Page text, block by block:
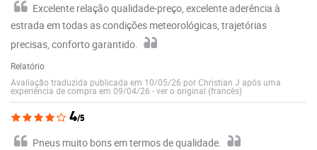
Excelente relação qualidade-preço, excelente aderência à
estrada em todas as condições meteorológicas, trajetórias
precisas, conforto garantido.
Relatório
Avaliação traduzida publicada em 10/05/26 por Christian J após uma
experiência de compra em 09/04/26 -ver o original (francês)
4/5
Pneus muito bons em termos de qualidade.